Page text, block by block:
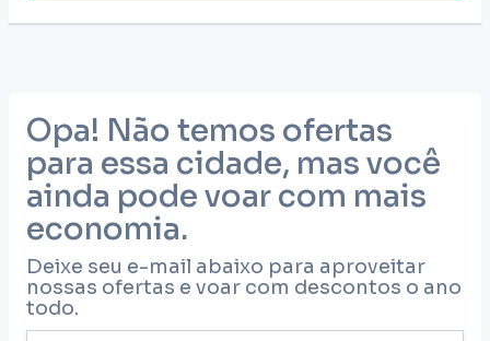
Opa! Não temos ofertas
para essa cidade, mas você
ainda pode voar com mais
economia.
Deixe seu e-mail abaixo para aproveitar
nossas ofertas e voar com descontos o ano
todo.